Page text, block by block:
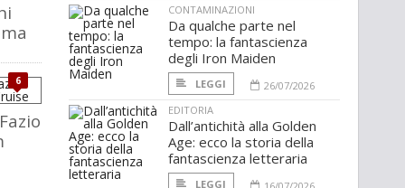
6
CONTAMINAZIONI
Da qualche parte nel
tempo: la fantascienza
degli Iron Maiden
LEGGI
26/07/2026
EDITORIA
Dall’antichità alla Golden
Age: ecco la storia della
fantascienza letteraria
LEGGI